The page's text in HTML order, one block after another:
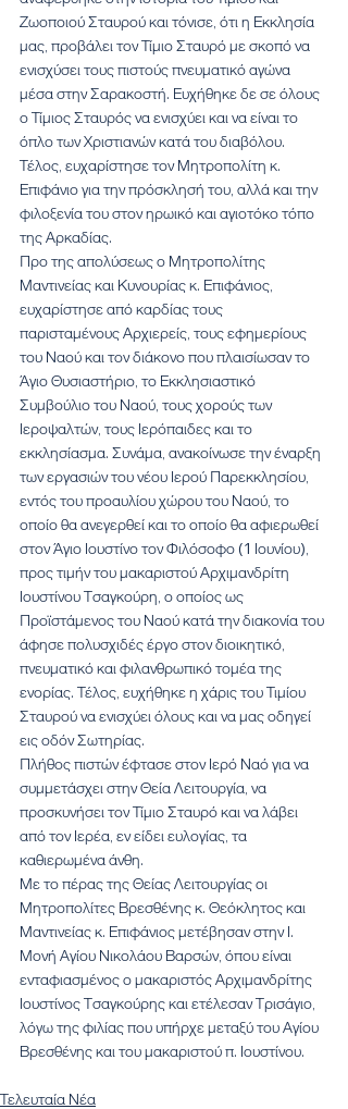
Ζωοποιού Σταυρού και τόνισε, ότι η Εκκλησία
μας, προβάλει τον Τίμιο Σταυρό με σκοπό να
ενισχύσει τους πιστούς πνευματικό αγώνα
μέσα στην Σαρακοστή. Ευχήθηκε δε σε όλους
ο Τίμιος Σταυρός να ενισχύει και να είναι το
όπλο των Χριστιανών κατά του διαβόλου.
Τέλος, ευχαρίστησε τον Μητροπολίτη κ.
Επιφάνιο για την πρόσκλησή του, αλλά και την
φιλοξενία του στον ηρωικό και αγιοτόκο τόπο
της Αρκαδίας.
Προ της απολύσεως ο Μητροπολίτης
Μαντινείας και Κυνουρίας κ. Επιφάνιος,
ευχαρίστησε από καρδίας τους
παρισταμένους Αρχιερείς, τους εφημερίους
του Ναού και τον διάκονο που πλαισίωσαν το
Άγιο Θυσιαστήριο, το Εκκλησιαστικό
Συμβούλιο του Ναού, τους χορούς των
Ιεροψαλτών, τους Ιερόπαιδες και το
εκκλησίασμα. Συνάμα, ανακοίνωσε την έναρξη
των εργασιών του νέου Ιερού Παρεκκλησίου,
εντός του προαυλίου χώρου του Ναού, το
οποίο θα ανεγερθεί και το οποίο θα αφιερωθεί
στον Άγιο Ιουστίνο τον Φιλόσοφο (1 Ιουνίου),
προς τιμήν του μακαριστού Αρχιμανδρίτη
Ιουστίνου Τσαγκούρη, ο οποίος ως
Προϊστάμενος του Ναού κατά την διακονία του
άφησε πολυσχιδές έργο στον διοικητικό,
πνευματικό και φιλανθρωπικό τομέα της
ενορίας. Τέλος, ευχήθηκε η χάρις του Τιμίου
Σταυρού να ενισχύει όλους και να μας οδηγεί
εις οδόν Σωτηρίας.
Πλήθος πιστών έφτασε στον Ιερό Ναό για να
συμμετάσχει στην Θεία Λειτουργία, να
προσκυνήσει τον Τίμιο Σταυρό και να λάβει
από τον Ιερέα, εν είδει ευλογίας, τα
καθιερωμένα άνθη.
Με το πέρας της Θείας Λειτουργίας οι
Μητροπολίτες Βρεσθένης κ. Θεόκλητος και
Μαντινείας κ. Επιφάνιος μετέβησαν στην Ι.
Μονή Αγίου Νικολάου Βαρσών, όπου είναι
ενταφιασμένος ο μακαριστός Αρχιμανδρίτης
Ιουστίνος Τσαγκούρης και ετέλεσαν Τρισάγιο,
λόγω της φιλίας που υπήρχε μεταξύ του Αγίου
Βρεσθένης και του μακαριστού π. Ιουστίνου.
Τελευταία Νέα